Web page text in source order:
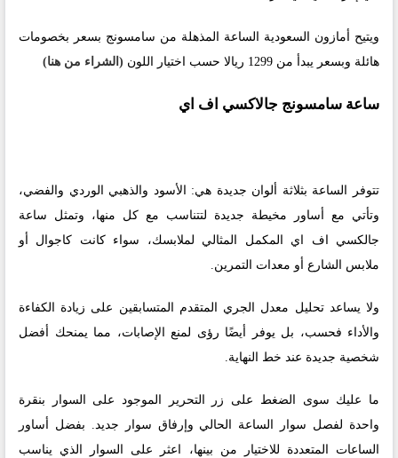
ويتيح أمازون السعودية الساعة المذهلة من سامسونج بسعر بخصومات
هائلة وبسعر يبدأ من 1299 ريالا حسب اختيار اللون
(الشراء من هنا)
ساعة سامسونج جالاكسي اف اي
تتوفر الساعة بثلاثة ألوان جديدة هي: الأسود والذهبي الوردي والفضي،
وتأتي مع أساور مخيطة جديدة لتتناسب مع كل منها، وتمثل ساعة
جالكسي اف اي المكمل المثالي لملابسك، سواء كانت كاجوال أو
ملابس الشارع أو معدات التمرين.
ولا يساعد تحليل معدل الجري المتقدم المتسابقين على زيادة الكفاءة
والأداء فحسب، بل يوفر أيضًا رؤى لمنع الإصابات، مما يمنحك أفضل
شخصية جديدة عند خط النهاية.
ما عليك سوى الضغط على زر التحرير الموجود على السوار بنقرة
واحدة لفصل سوار الساعة الحالي وإرفاق سوار جديد. بفضل أساور
الساعات المتعددة للاختيار من بينها، اعثر على السوار الذي يناسب